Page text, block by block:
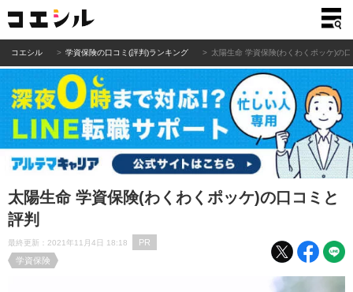
コエシル 学資保険の口コミ(評判)ランキング 太陽生命 学資保険(わくわくポッケ)の
太陽生命 学資保険(わくわくポッケ)の口コミと
評判
最終更新：2021年11月4日 18:18
PR
学資保険